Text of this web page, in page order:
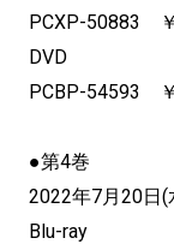
PCXP-50883
DVD
PCBP-54593
●第4巻
2022年7月20日
Blu-ray